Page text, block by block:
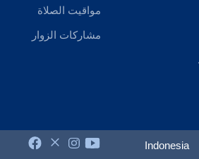
مواقيت الصلاة
مشاركات الزوار
Indonesia